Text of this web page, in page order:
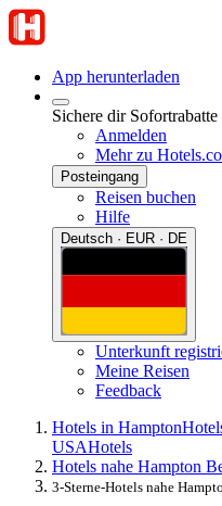
App herunterladen
Sichere dir
Anmelden
Mehr zu
Posteingang
Reisen buchen
Hilfe
Deutsch · EUR · DE
Unterkunft
Meine Reisen
Feedback
Hotels in Hampton
USAHotels
Hotels nahe Hampton
3-Sterne-Hotels nahe